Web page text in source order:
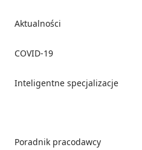
Aktualności
COVID-19
Inteligentne specjalizacje
Poradnik pracodawcy